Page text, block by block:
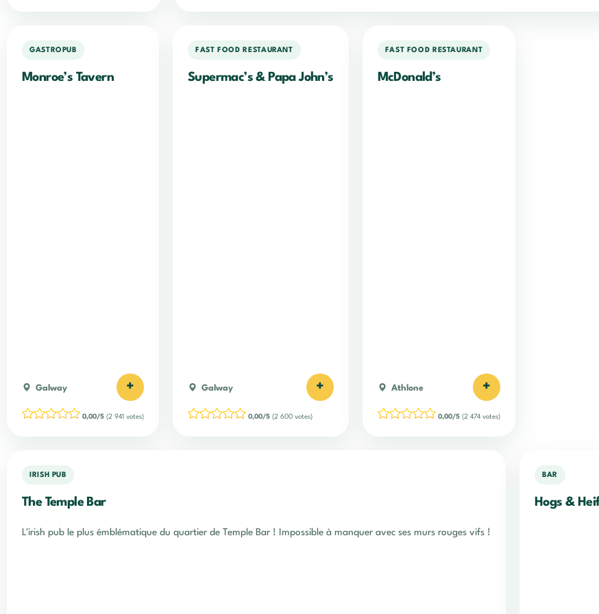
GASTROPUB
Monroe’s Tavern
Galway +
0,00/5 (2 941 votes)
FAST FOOD RESTAURANT
Supermac’s & Papa John’s
Galway +
0,00/5 (2 600 votes)
FAST FOOD RESTAURANT
McDonald’s
Athlone +
0,00/5(2 474 votes)
IRISH PUB
The Temple Bar
L'irish pub le plus émblématique du quartier de Temple Bar ! Impossible à manquer avec ses murs rouges vifs !
BAR
Hogs &